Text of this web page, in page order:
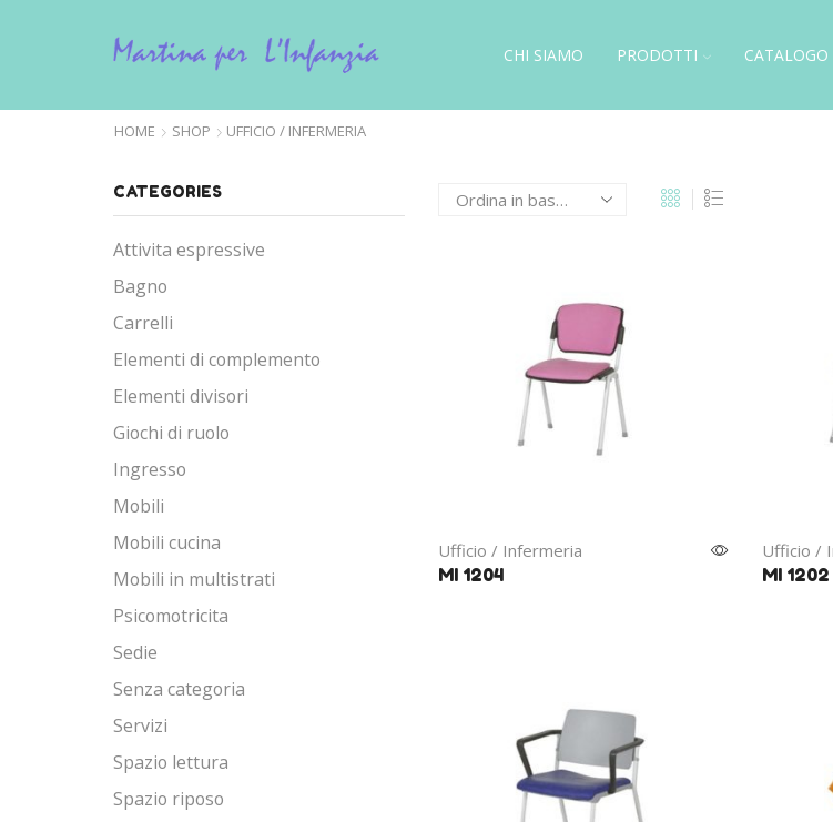
CHI SIAMO PRODOTTI CATALOGO
HOME SHOP UFFICIO / INFERMERIA
Ufficio / Infermeria
MI 1204
Ufficio /
MI 1202
CATEGORIES
Attivita espressive
Bagno
Carrelli
Elementi di complemento
Elementi divisori
Giochi di ruolo
Ingresso
Mobili
Mobili cucina
Mobili in multistrati
Psicomotricita
Sedie
Senza categoria
Servizi
Spazio lettura
Spazio riposo